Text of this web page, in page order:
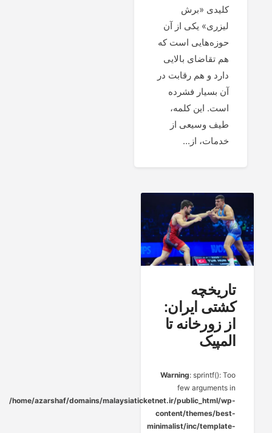
کلیدی «برش
لیزری» یکی از آن
حوزه‌هایی است که
هم تقاضای بالایی
دارد و هم رقابت در
آن بسیار فشرده
است. این کلمه،
طیف وسیعی از
خدمات، از...
تاریخچه
کشتی ایران:
از زورخانه تا
المپیک
Warning: sprintf(): Too
few arguments in
/home/azarshaf/domains/malaysiaticketnet.ir/public_html/wp-
content/themes/best-
minimalist/inc/template-